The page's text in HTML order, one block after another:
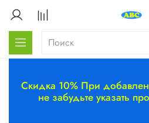
Скидка 10% При
не забудьте указать